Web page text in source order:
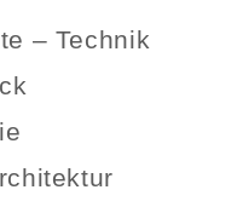
– Technik